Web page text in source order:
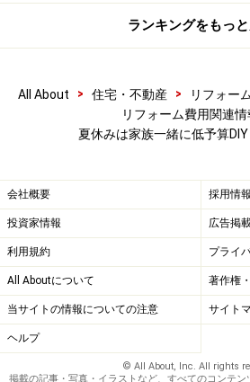
ランキングをもっ
All About > 住宅・不動産 > リフォー
リフォーム費用関連情
夏休みは家族一緒に低予算DIY
会社概要 採用情報
投資家情報 広告掲
利用規約 プライ
All Aboutについて 著作権
当サイトの情報についての注意 サイト
ヘルプ
© All About, Inc. All rights
掲載の記事・写真・イラストなど、すべてのコンテ